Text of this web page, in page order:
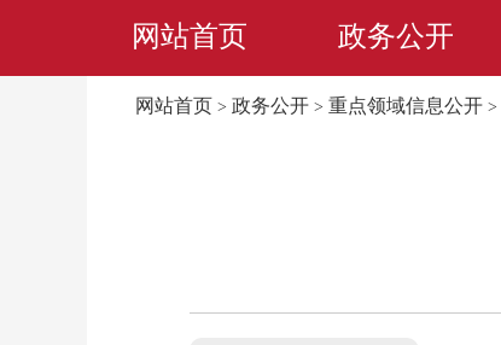
网站首页 政务公开
网站首页 > 政务公开 > 重点领域信息公开 >